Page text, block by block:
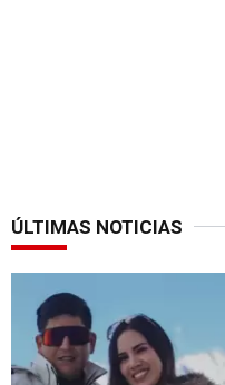
ÚLTIMAS NOTICIAS